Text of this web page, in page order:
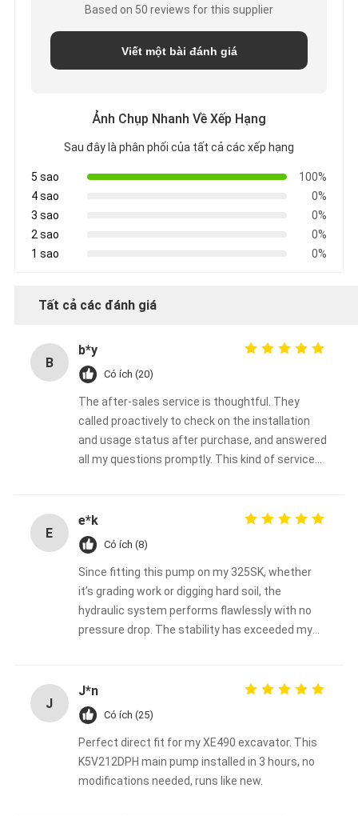
Based on 50 reviews for this supplier
Viết một bài đánh giá
Ảnh Chụp Nhanh Về Xếp Hạng
Sau đây là phân phối của tất cả các xếp hạng
5 sao
100%
4 sao
0%
3 sao
0%
2 sao
0%
1 sao
0%
Tất cả các đánh giá
B
b*y
Có ích (20)
The after-sales service is thoughtful. They
called proactively to check on the installation
and usage status after purchase, and answered
all my questions promptly. This kind of service
E
e*k
Có ích (8)
Since fitting this pump on my 325SK, whether
it’s grading work or digging hard soil, the
hydraulic system performs flawlessly with no
pressure drop. The stability has exceeded my
J
J*n
Có ích (25)
Perfect direct fit for my XE490 excavator. This
K5V212DPH main pump installed in 3 hours, no
modifications needed, runs like new.